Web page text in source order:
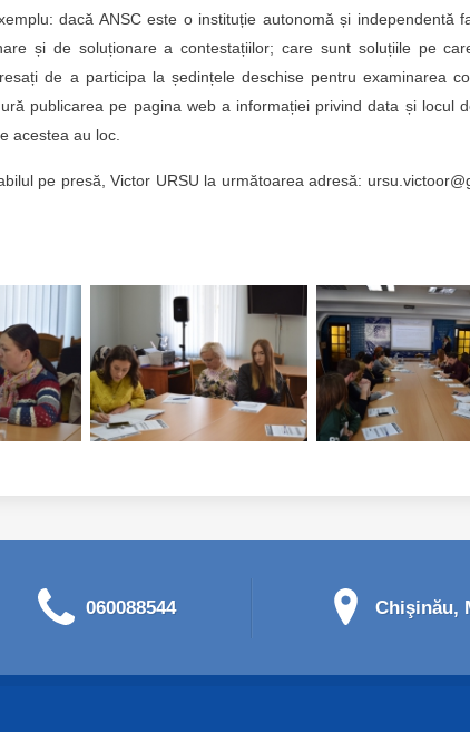
dacă ANSC este o instituție autonomă și independentă
și de soluționare a contestațiilor; care sunt soluțiile pe
de a participa la ședințele deschise pentru examinarea
publicarea pe pagina web a informației privind data și locul
acestea au loc.
pe presă, Victor URSU la următoarea adresă:
060088544 Chişinău,